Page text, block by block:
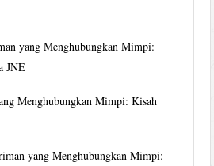
yang Menghubungkan Mimpi:
JNE
Menghubungkan Mimpi: Kisah
yang Menghubungkan Mimpi: